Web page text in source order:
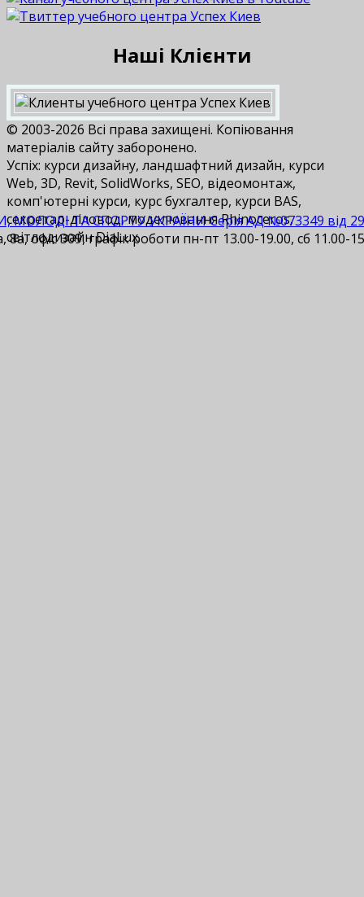
МОЛОДІ ТА СПОРТУ УКРАЇНИ Серія АД №073349 від
8а, офіс 309, графік роботи пн-пт 13.00-19.00, сб 11.00-
Наші Клієнти
© 2003-2026 Всі права захищені. Копіювання
матеріалів сайту заборонено.
Успіх: курси дизайну, ландшафтний дизайн, курси
Web, 3D, Revit, SolidWorks, SEO, відеомонтаж,
комп'ютерні курси, курс бухгалтер, курси BAS,
cекретар-діловод, моделювання Rhinoceros,
світлодизайн DiaLux.